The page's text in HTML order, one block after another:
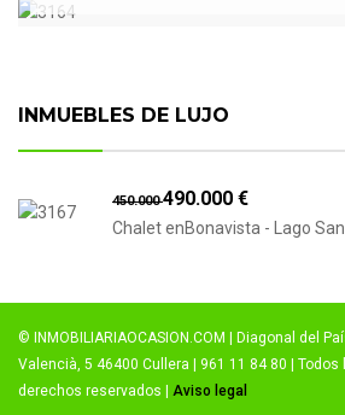
INMUEBLES DE LUJO
450.000490.000 €
Chalet enBonavista - Lago
© INMOBILIARIAOCASION.COM | Diagonal del
Valencià, 5 46400 Cullera | 961 11 84 80 | Todos
derechos reservados | Aviso legal